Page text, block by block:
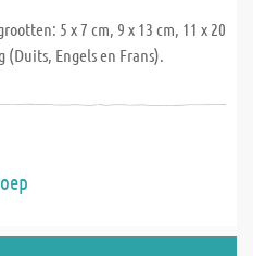
5 x 7 cm, 9 x 13 cm, 11 x 20
Engels en Frans).